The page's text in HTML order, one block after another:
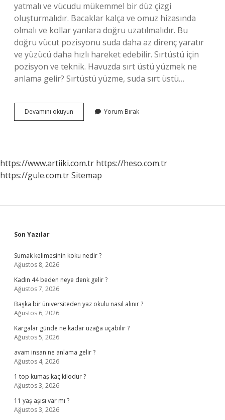
yatmalı ve vücudu mükemmel bir düz çizgi
oluşturmalıdır. Bacaklar kalça ve omuz hizasında
olmalı ve kollar yanlara doğru uzatılmalıdır. Bu
doğru vücut pozisyonu suda daha az direnç yaratır
ve yüzücü daha hızlı hareket edebilir. Sırtüstü için
pozisyon ve teknik. Havuzda sırt üstü yüzmek ne
anlama gelir? Sırtüstü yüzme, suda sırt üstü…
Devamını okuyun
Üstü
Yorum Bırak
https://www.artiiki.com.tr https://heso.com.tr
https://gule.com.trSitemap
Sidebar
Son Yazılar
Sumak kelimesinin koku nedir ?
Ağustos 8, 2026
Kadın 44 beden neye denk gelir ?
Ağustos 7, 2026
Başka bir üniversiteden yaz okulu nasıl alınır ?
Ağustos 6, 2026
Kargalar günde ne kadar uzağa uçabilir ?
Ağustos 5, 2026
avam insan ne anlama gelir ?
Ağustos 4, 2026
1 top kumaş kaç kilodur ?
Ağustos 3, 2026
11 yaş aşısı var mı ?
Ağustos 3, 2026